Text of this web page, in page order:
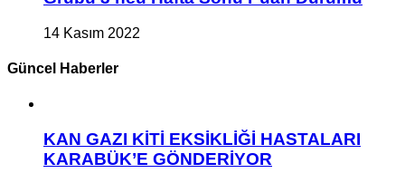
14 Kasım 2022
Güncel Haberler
KAN GAZI KİTİ EKSİKLİĞİ HASTALARI
KARABÜK’E GÖNDERİYOR